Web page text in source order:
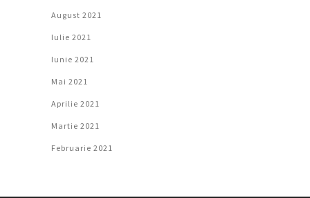
August 2021
Iulie 2021
Iunie 2021
Mai 2021
Aprilie 2021
Martie 2021
Februarie 2021